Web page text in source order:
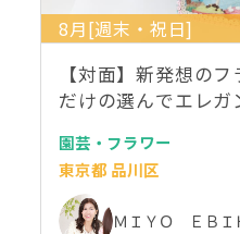
8月[週末・祝日]
【対面】新発想の
だけの選んでエレ
園芸・フラワー
東京都 品川区
ＭＩＹＯ ＥＢＩ